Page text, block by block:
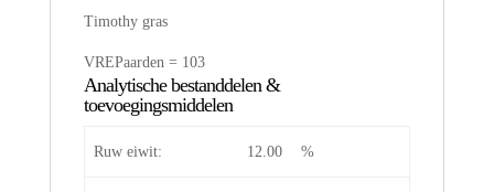
Timothy gras
VREPaarden = 103
Analytische bestanddelen &
toevoegingsmiddelen
Ruw eiwit: 12.00 %